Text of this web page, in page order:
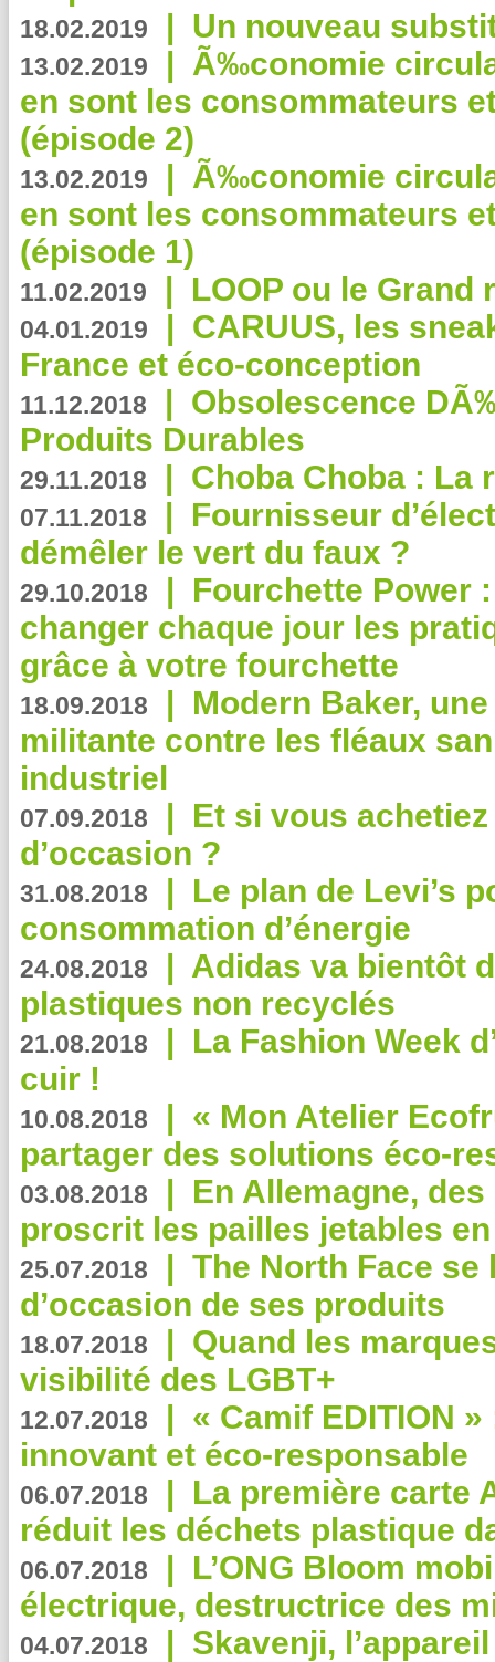
18.02.2019 | Un nouveau
13.02.2019 | Ã‰conomie
en sont les consommateurs
(épisode 2)
13.02.2019 | Ã‰conomie
en sont les consommateurs
(épisode 1)
11.02.2019 | LOOP ou le Grand
04.01.2019 | CARUUS, les
France et éco-conception
11.12.2018 | Obsolescence
Produits Durables
29.11.2018 | Choba Choba : La
07.11.2018 | Fournisseur
démêler le vert du faux ?
29.10.2018 | Fourchette Power
changer chaque jour les
grâce à votre fourchette
18.09.2018 | Modern Baker,
militante contre les fléaux
industriel
07.09.2018 | Et si vous
d’occasion ?
31.08.2018 | Le plan de Levi’s
consommation d’énergie
24.08.2018 | Adidas va bientôt
plastiques non recyclés
21.08.2018 | La Fashion Week
cuir !
10.08.2018 | « Mon Atelier
partager des solutions éco-
03.08.2018 | En Allemagne,
proscrit les pailles jetables
25.07.2018 | The North Face se
d’occasion de ses produits
18.07.2018 | Quand les
visibilité des LGBT+
12.07.2018 | « Camif EDITION
innovant et éco-responsable
06.07.2018 | La première carte
réduit les déchets plastique
06.07.2018 | L’ONG Bloom
électrique, destructrice des
04.07.2018 | Skavenji,